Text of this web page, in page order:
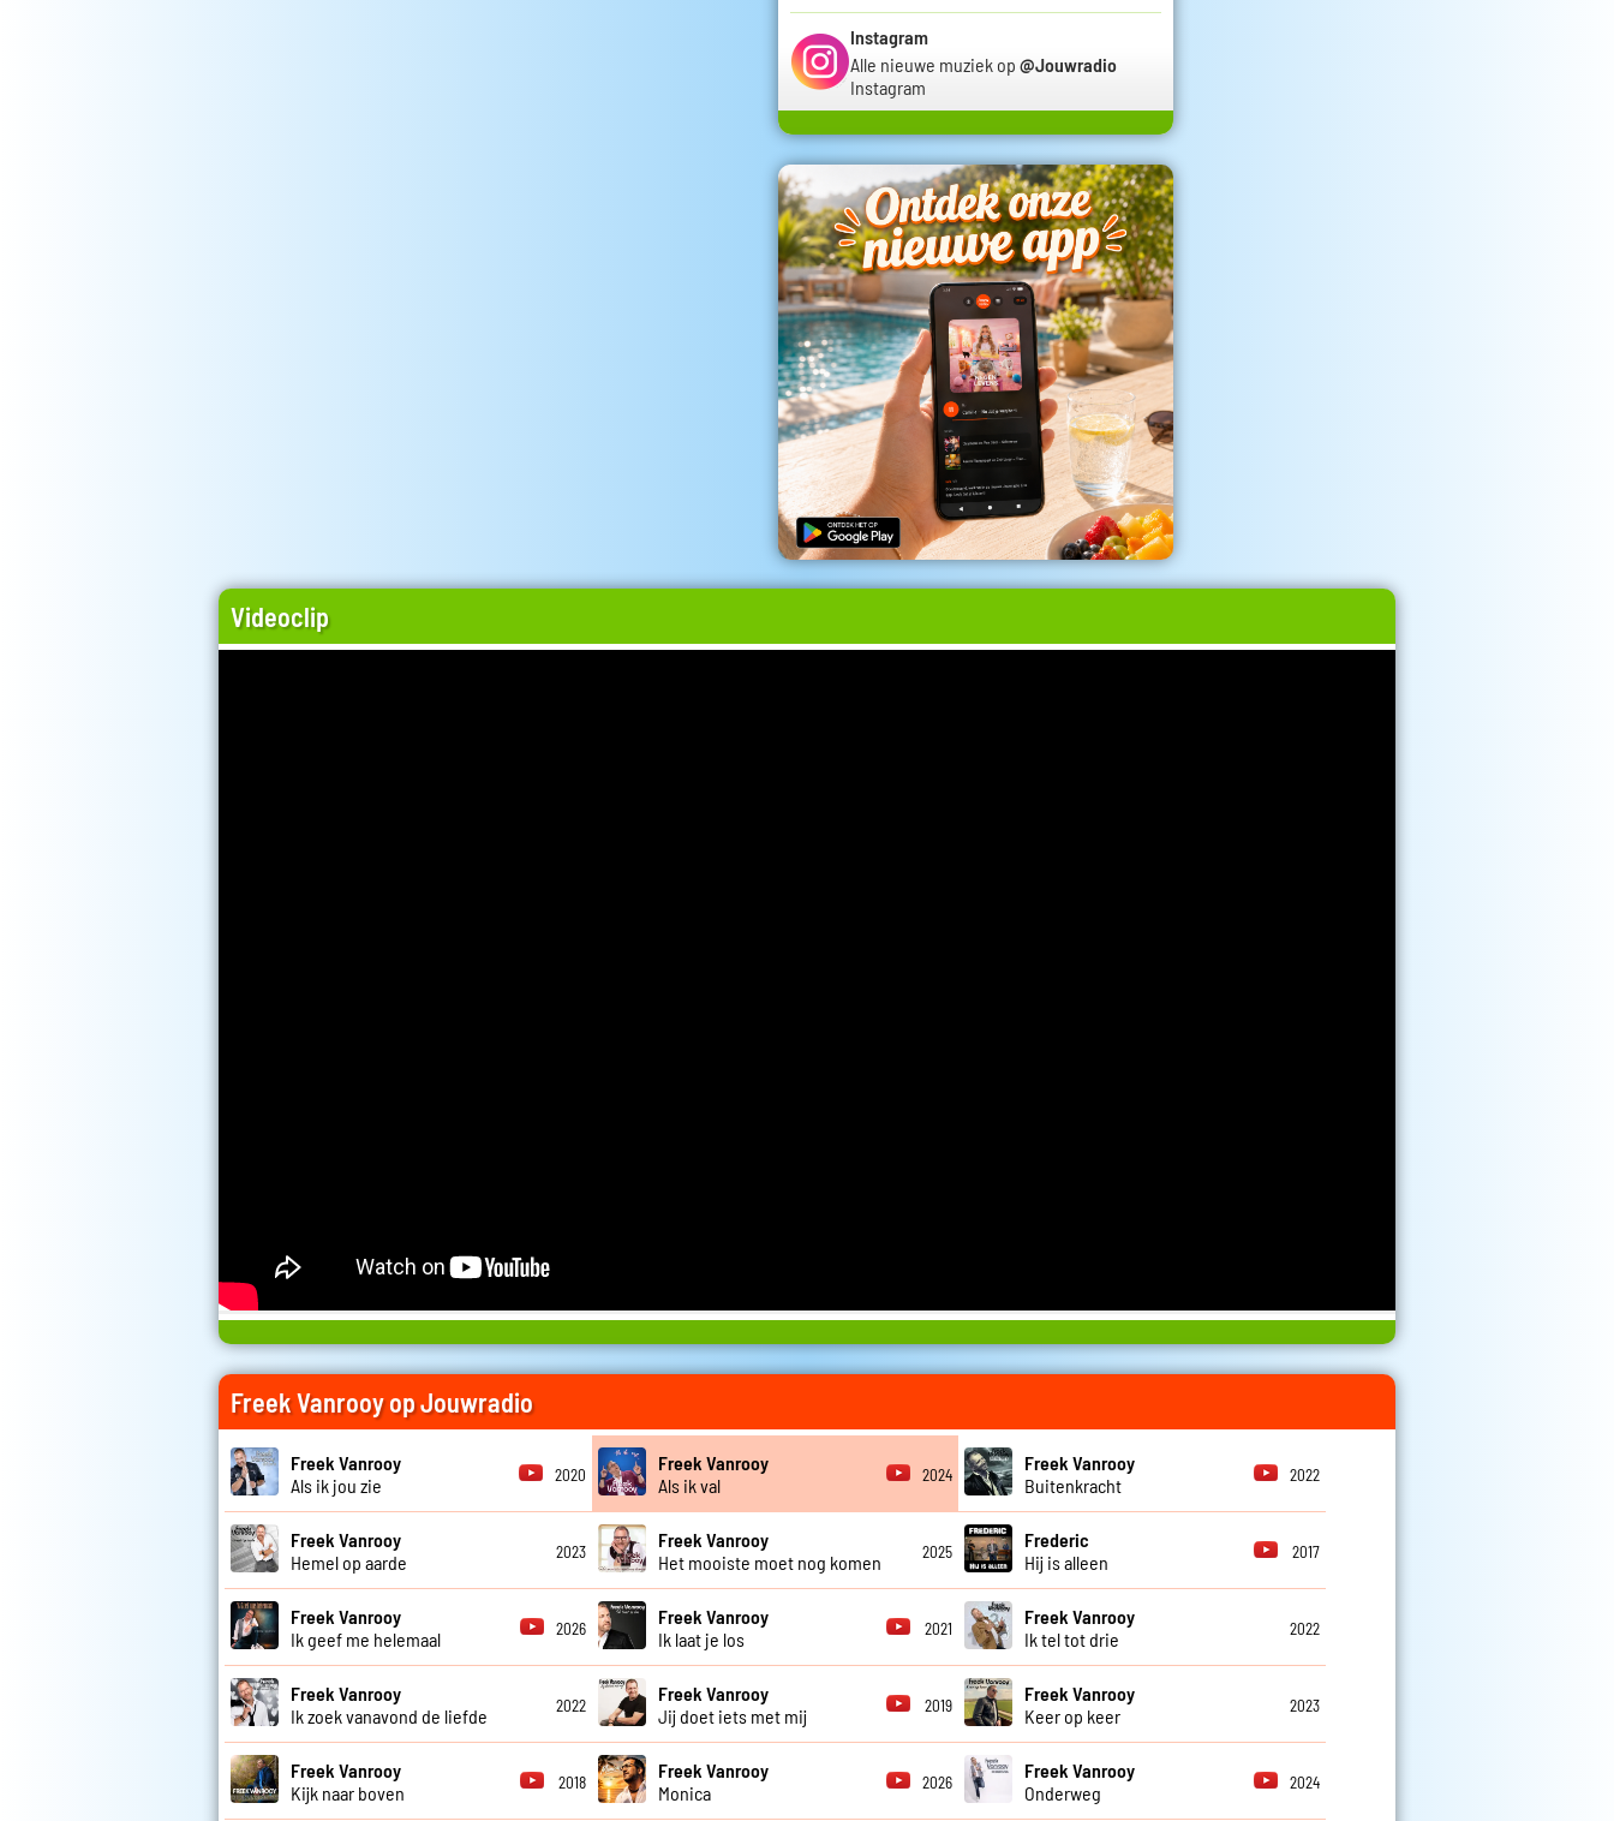
Instagram
Alle nieuwe muziek op @Jouwradio
Instagram
Videoclip
Freek Vanrooy op Jouwradio
Freek Vanrooy
Als ik jou zie
2020
Freek Vanrooy
Als ik val
2024
Freek Vanrooy
Buitenkracht
2022
Freek Vanrooy
Hemel op aarde
2023
Freek Vanrooy
Het mooiste moet nog komen
2025
Frederic
Hij is alleen
2017
Freek Vanrooy
Ik geef me helemaal
2026
Freek Vanrooy
Ik laat je los
2021
Freek Vanrooy
Ik tel tot drie
2022
Freek Vanrooy
Ik zoek vanavond de liefde
2022
Freek Vanrooy
Jij doet iets met mij
2019
Freek Vanrooy
Keer op keer
2023
Freek Vanrooy
Kijk naar boven
2018
Freek Vanrooy
Monica
2026
Freek Vanrooy
Onderweg
2024